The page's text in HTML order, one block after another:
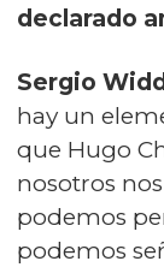
declarado
Sergio
hay un
que Hugo
nosotros
podemos
podemos